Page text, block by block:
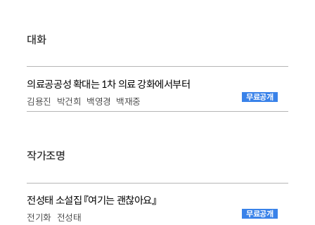
대화
의료공공성 확대는 1차 의료 강화에서부터
김용진 박건희 백영경 백재중 무료공개
작가조명
전성태 소설집 『여기는 괜찮아요』
전기화 전성태 무료공개